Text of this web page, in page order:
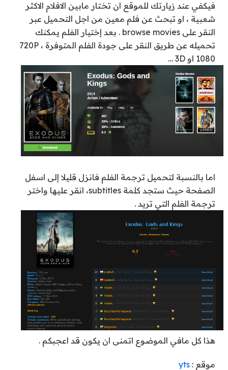
فيكفي عند زيارتك للموقع ان تختار مابين الافلام الاكثر
شعبية ، او تبحث عن فلم معين من اجل التحميل عبر
النقر على browse movies . بعد إختيار الفلم يمكنك
تحميله عن طريق النقر على جودة الفلم المتوفرة 720P ،
1080 او 3D …
اما بالنسبة لتحميل ترجمة الفلم فانزل قليلا إلى اسفل
الصفحة حيث ستجد كلمة subtitles، انقر عليها واختر
ترجمة الفلم التي تريد .
هذا كل مافي الموضوع اتمنى ان يكون قد اعجبكم .
موقع : yts